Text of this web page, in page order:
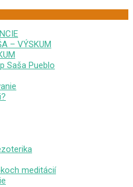
– VÝSKUM
Saša Pueblo
meditácií